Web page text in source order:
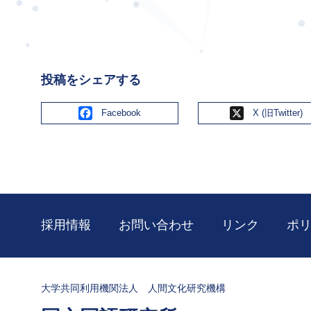
投稿をシェアする
Facebook X
採用情報 お問い合わせ リンク ポ
大学共同利用機関法人 人間文化研究機構